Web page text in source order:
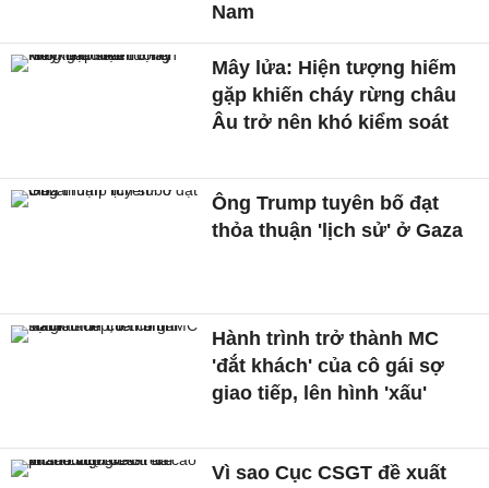
Nam
Mây lửa: Hiện tượng hiếm
gặp khiến cháy rừng châu
Âu trở nên khó kiểm soát
Ông Trump tuyên bố đạt
thỏa thuận 'lịch sử' ở Gaza
Hành trình trở thành MC
'đắt khách' của cô gái sợ
giao tiếp, lên hình 'xấu'
Vì sao Cục CSGT đề xuất